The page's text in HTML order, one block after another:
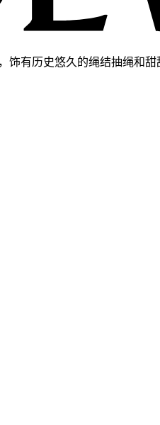
饰有历史悠久的绳结抽绳和